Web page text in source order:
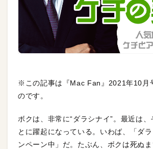
※この記事は『Mac Fan』2021年10月
のです。
ボクは、非常に“ダラシナイ”。最近は、
とに躍起になっている。いわば、「ダ
ンペーン中」だ。たぶん、ボクは死ぬ